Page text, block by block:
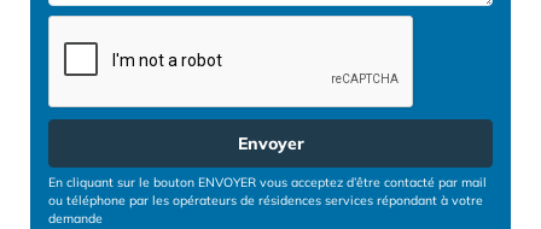
Envoyer
En cliquant sur le bouton ENVOYER vous acceptez d’être contacté par mail
ou téléphone par les opérateurs de résidences services répondant à votre
demande